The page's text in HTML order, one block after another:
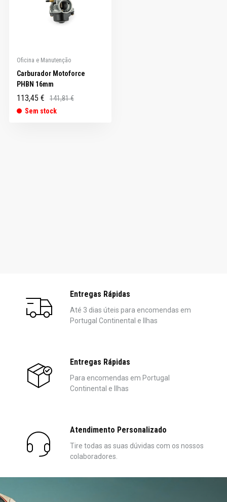
Oficina e Manutenção
Carburador Motoforce
PHBN 16mm
113,45 €
141,81 €
Sem stock
Entregas Rápidas
Até 3 dias úteis para encomendas em
Portugal Continental e Ilhas
Entregas Rápidas
Para encomendas em Portugal
Continental e Ilhas
Atendimento Personalizado
Tire todas as suas dúvidas com os nossos
colaboradores.